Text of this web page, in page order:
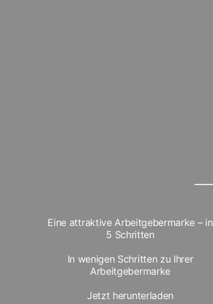
Eine attraktive Arbeitgebermarke – in
5 Schritten
In wenigen Schritten zu Ihrer
Arbeitgebermarke
Jetzt herunterladen